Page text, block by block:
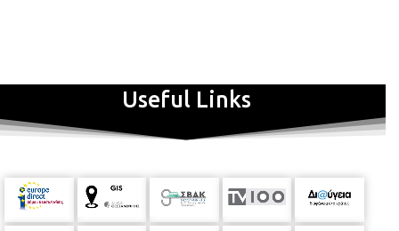
Useful Links